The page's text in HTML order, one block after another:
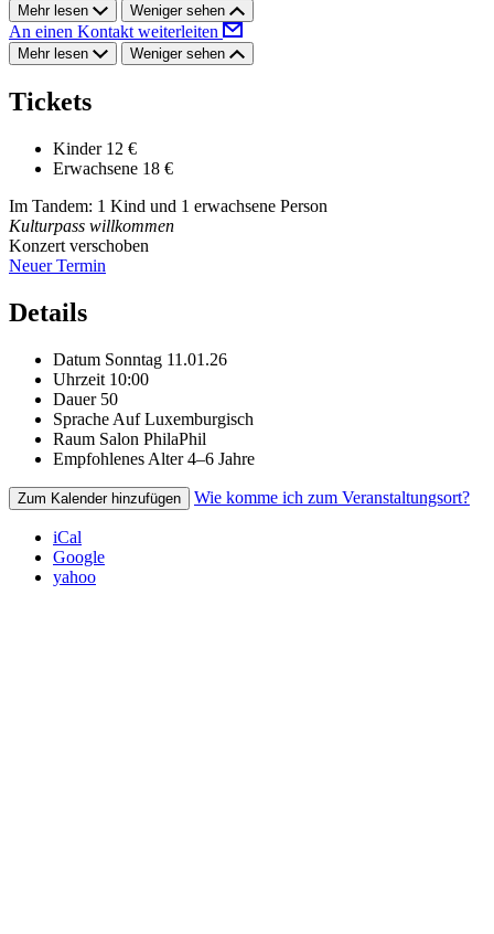
Mehr lesen Weniger sehen
An einen Kontakt weiterleiten
Mehr lesen Weniger sehen
Tickets
Kinder 12 €
Erwachsene 18 €
Im Tandem: 1 Kind und 1 erwachsene Person
Kulturpass willkommen
Konzert verschoben
Neuer Termin
Details
Datum Sonntag 11.01.26
Uhrzeit 10:00
Dauer 50
Sprache Auf Luxemburgisch
Raum Salon PhilaPhil
Empfohlenes Alter 4–6 Jahre
Zum Kalender hinzufügen Wie komme ich zum Veranstaltungsort?
iCal
Google
yahoo